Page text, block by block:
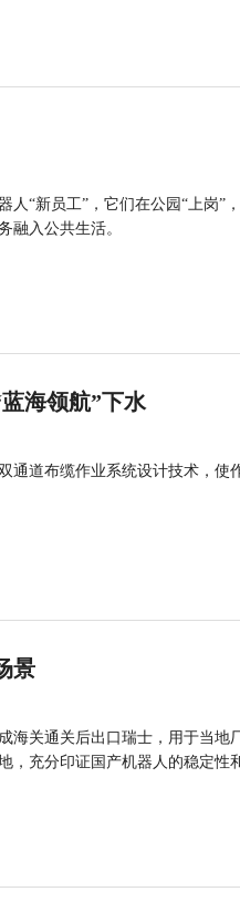
人“新员工”，它们在公园“上岗
融入公共生活。
海领航”下水
通道布缆作业系统设计技术，使
景
海关通关后出口瑞士，用于当地
，充分印证国产机器人的稳定性